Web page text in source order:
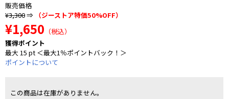
販売価格
¥3,300⇒ （ジーストア特価50%OFF）
¥1,650 （税込）
獲得ポイント
最大 15 pt ＜最大1％ポイントバック！＞
ポイントについて
この商品は在庫がありません。